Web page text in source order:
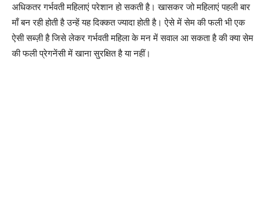
अधिकतर गर्भवती महिलाएं परेशान हो सकती है। खासकर जो महिलाएं पहली बार
माँ बन रही होती है उन्हें यह दिक्कत ज्यादा होती है। ऐसे में सेम की फली भी एक
ऐसी सब्ज़ी है जिसे लेकर गर्भवती महिला के मन में सवाल आ सकता है की क्या सेम
की फली प्रेगनेंसी में खाना सुरक्षित है या नहीं।